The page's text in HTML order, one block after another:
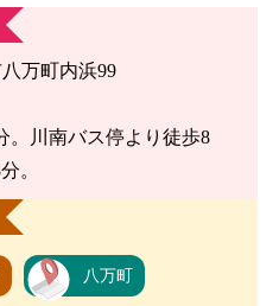
万町内浜99
。川南バス停より徒歩8
。
八万町